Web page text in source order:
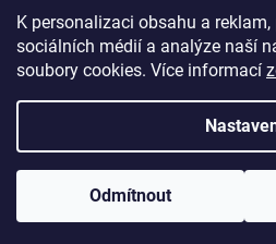
K personalizaci obsahu a
sociálních médií a analýze naší
soubory cookies. Více informací
Odmítnout
Moje objednávka
Woodgrain s.r.o.
Upravit